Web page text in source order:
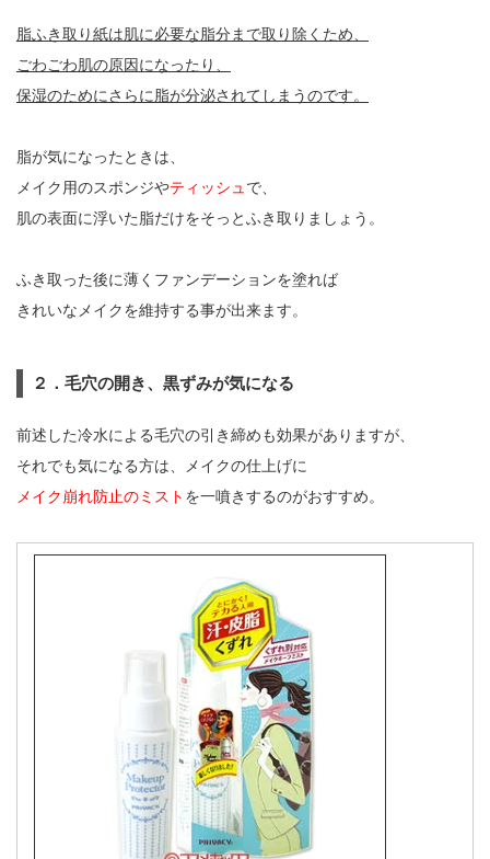
脂ふき取り紙は肌に必要な脂分まで取り除くため、
ごわごわ肌の原因になったり、
保湿のためにさらに脂が分泌されてしまうのです。
脂が気になったときは、
メイク用のスポンジやティッシュで、
肌の表面に浮いた脂だけをそっとふき取りましょう。
ふき取った後に薄くファンデーションを塗れば
きれいなメイクを維持する事が出来ます。
２．毛穴の開き、黒ずみが気になる
前述した冷水による毛穴の引き締めも効果がありますが、
それでも気になる方は、メイクの仕上げに
メイク崩れ防止のミスト を一噴きするのがおすすめ。